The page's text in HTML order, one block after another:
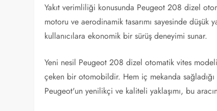
Yakıt verimliliği konusunda Peugeot 208 dizel
motoru ve aerodinamik tasarımı sayesinde düşük
kullanıcılara ekonomik bir sürüş deneyimi sunar.
Yeni nesil Peugeot 208 dizel otomatik vites
çeken bir otomobildir. Hem iç mekanda
Peugeot'un yenilikçi ve kaliteli yaklaşımı, bu aracın